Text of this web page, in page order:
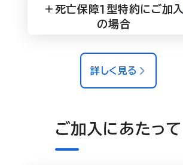
＋死亡保障１型特約にご加入
の場合
詳しく見る
ご加入にあたって